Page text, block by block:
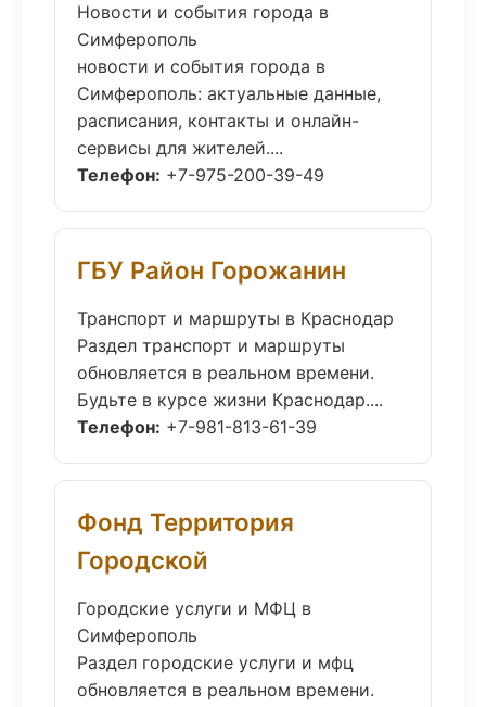
Новости и события города в
Симферополь
новости и события города в
Симферополь: актуальные данные,
расписания, контакты и онлайн-
сервисы для жителей....
Телефон: +7-975-200-39-49
ГБУ Район Горожанин
Транспорт и маршруты в Краснодар
Раздел транспорт и маршруты
обновляется в реальном времени.
Будьте в курсе жизни Краснодар....
Телефон: +7-981-813-61-39
Фонд Территория
Городской
Городские услуги и МФЦ в
Симферополь
Раздел городские услуги и мфц
обновляется в реальном времени.